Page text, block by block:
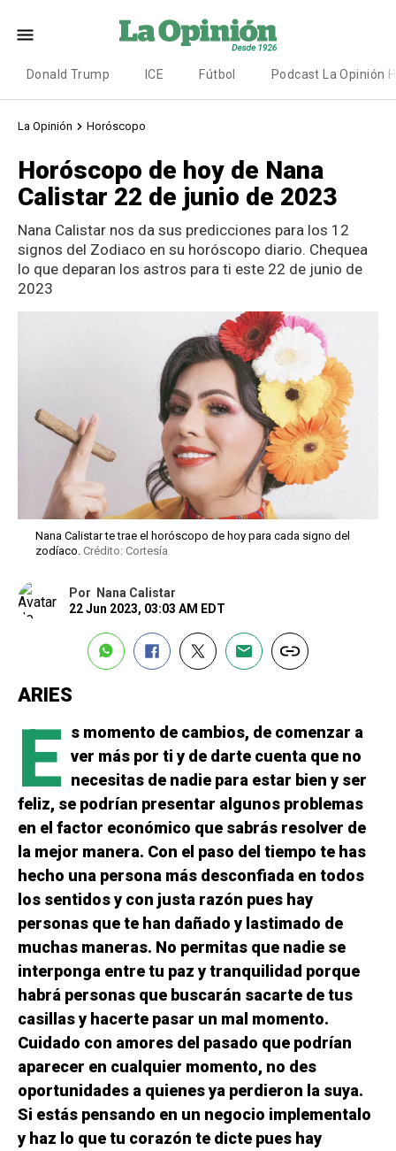
Donald Trump ICE Fútbol Podcast La Opinión
La Opinión Horóscopo
Horóscopo de hoy de Nana
Calistar 22 de junio de 2023
Nana Calistar nos da sus predicciones para los 12
signos del Zodiaco en su horóscopo diario. Chequea
lo que deparan los astros para ti este 22 de junio de
2023
Nana Calistar te trae el horóscopo de hoy para cada signo del
zodíaco. Crédito: Cortesía
Por
Nana Calistar
22 Jun 2023, 03:03 AM EDT
ARIES
E s momento de cambios, de comenzar a
ver más por ti y de darte cuenta que no
necesitas de nadie para estar bien y ser
feliz, se podrían presentar algunos problemas
en el factor económico que sabrás resolver de
la mejor manera. Con el paso del tiempo te has
hecho una persona más desconfiada en todos
los sentidos y con justa razón pues hay
personas que te han dañado y lastimado de
muchas maneras. No permitas que nadie se
interponga entre tu paz y tranquilidad porque
habrá personas que buscarán sacarte de tus
casillas y hacerte pasar un mal momento.
Cuidado con amores del pasado que podrían
aparecer en cualquier momento, no des
oportunidades a quienes ya perdieron la suya.
Si estás pensando en un negocio implementalo
y haz lo que tu corazón te dicte pues hay